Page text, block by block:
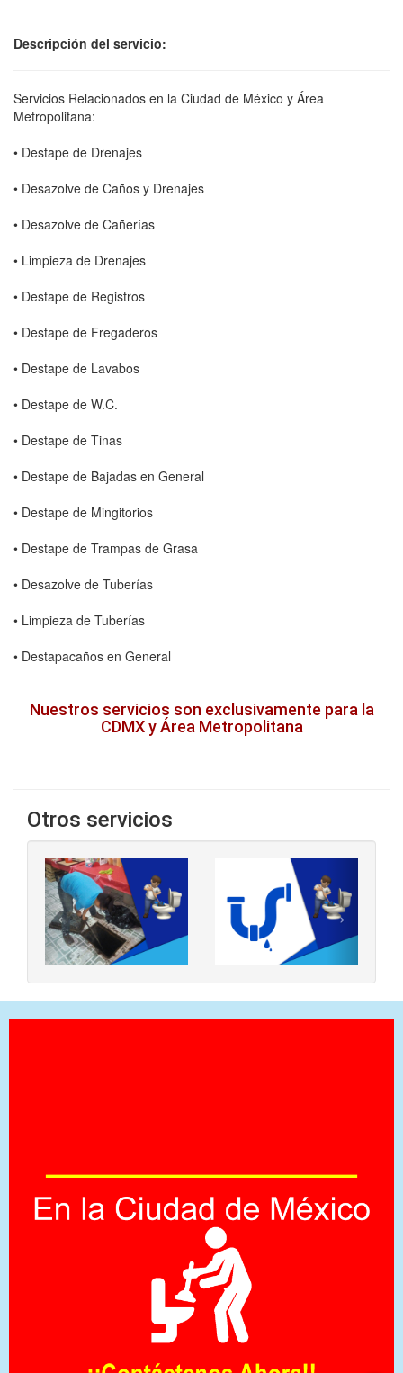
Descripción del servicio:
Servicios Relacionados en la Ciudad de México y Área
Metropolitana:
• Destape de Drenajes
• Desazolve de Caños y Drenajes
• Desazolve de Cañerías
• Limpieza de Drenajes
• Destape de Registros
• Destape de Fregaderos
• Destape de Lavabos
• Destape de W.C.
• Destape de Tinas
• Destape de Bajadas en General
• Destape de Mingitorios
• Destape de Trampas de Grasa
• Desazolve de Tuberías
• Limpieza de Tuberías
• Destapacaños en General
Nuestros servicios son exclusivamente para la
CDMX y Área Metropolitana
Otros servicios
‹ ›